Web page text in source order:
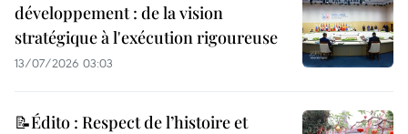
développement : de la vision
stratégique à l'exécution rigoureuse
13/07/2026 03:03
📝Édito : Respect de l’histoire et